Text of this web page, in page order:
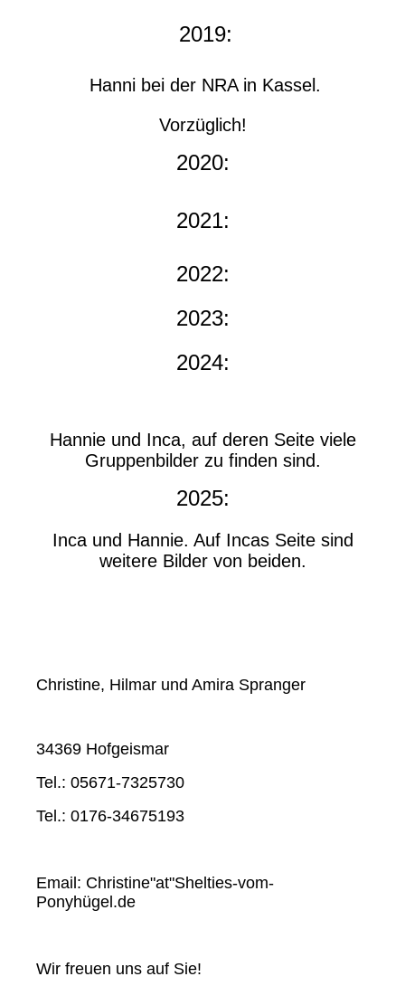
2019:
Hanni bei der NRA in Kassel.
Vorzüglich!
2020:
2021:
2022:
2023:
2024:
Hannie und Inca, auf deren Seite viele
Gruppenbilder zu finden sind.
2025:
Inca und Hannie. Auf Incas Seite sind
weitere Bilder von beiden.
Christine, Hilmar und Amira Spranger
34369 Hofgeismar
Tel.: 05671-7325730
Tel.: 0176-34675193
Email: Christine"at"Shelties-vom-
Ponyhügel.de
Wir freuen uns auf Sie!